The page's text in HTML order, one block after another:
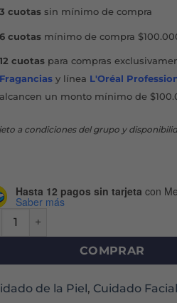
3 cuotassin mínimo de compra
6 cuotasmínimo de compra
12 cuotaspara compras
Fraganciasy línea L'Oréal
alcancen un monto mínimo de
a condiciones del grupo y
Hasta 12 pagos sin tarjeta con
Saber más
PIEL SECA Y SENSIBLE
COMPRAR
de la Piel, Cuidado Facial